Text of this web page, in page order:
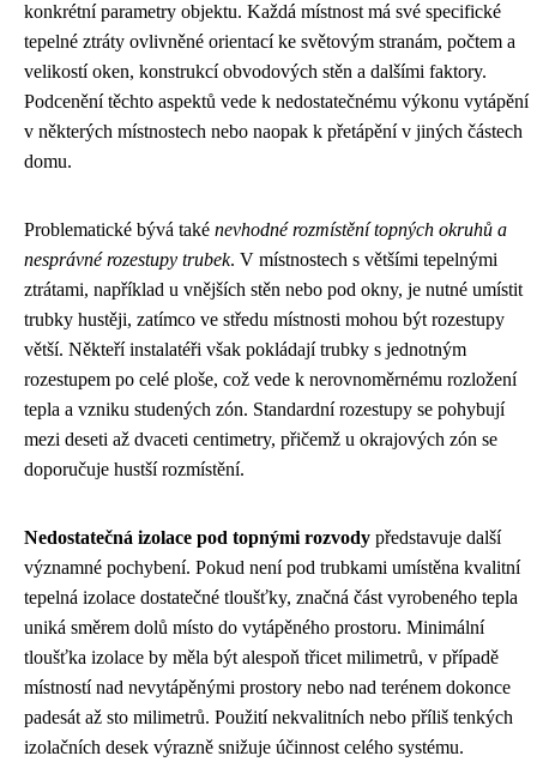
konkrétní parametry objektu. Každá místnost má své specifické
tepelné ztráty ovlivněné orientací ke světovým stranám, počtem a
velikostí oken, konstrukcí obvodových stěn a dalšími faktory.
Podcenění těchto aspektů vede k nedostatečnému výkonu vytápění
v některých místnostech nebo naopak k přetápění v jiných částech
domu.
Problematické bývá také nevhodné rozmístění topných okruhů a
nesprávné rozestupy trubek. V místnostech s většími tepelnými
ztrátami, například u vnějších stěn nebo pod okny, je nutné umístit
trubky hustěji, zatímco ve středu místnosti mohou být rozestupy
větší. Někteří instalatéři však pokládají trubky s jednotným
rozestupem po celé ploše, což vede k nerovnoměrnému rozložení
tepla a vzniku studených zón. Standardní rozestupy se pohybují
mezi deseti až dvaceti centimetry, přičemž u okrajových zón se
doporučuje hustší rozmístění.
Nedostatečná izolace pod topnými rozvody představuje další
významné pochybení. Pokud není pod trubkami umístěna kvalitní
tepelná izolace dostatečné tloušťky, značná část vyrobeného tepla
uniká směrem dolů místo do vytápěného prostoru. Minimální
tloušťka izolace by měla být alespoň třicet milimetrů, v případě
místností nad nevytápěnými prostory nebo nad terénem dokonce
padesát až sto milimetrů. Použití nekvalitních nebo příliš tenkých
izolačních desek výrazně snižuje účinnost celého systému.